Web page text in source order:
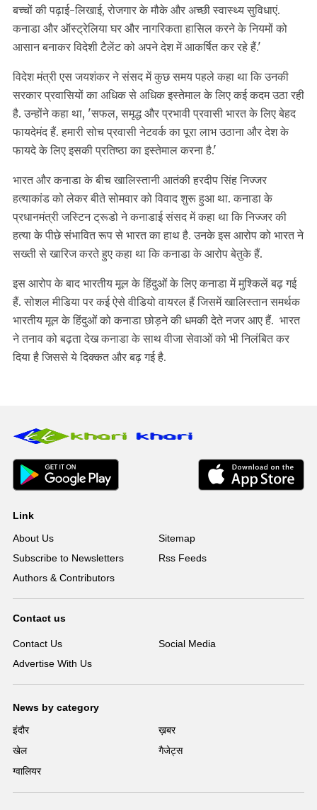
बच्चों की पढ़ाई-लिखाई, रोजगार के मौके और अच्छी स्वास्थ्य सुविधाएं.
कनाडा और ऑस्ट्रेलिया घर और नागरिकता हासिल करने के नियमों को
आसान बनाकर विदेशी टैलेंट को अपने देश में आकर्षित कर रहे हैं.'
विदेश मंत्री एस जयशंकर ने संसद में कुछ समय पहले कहा था कि उनकी
सरकार प्रवासियों का अधिक से अधिक इस्तेमाल के लिए कई कदम उठा रही
है. उन्होंने कहा था, 'सफल, समृद्ध और प्रभावी प्रवासी भारत के लिए बेहद
फायदेमंद हैं. हमारी सोच प्रवासी नेटवर्क का पूरा लाभ उठाना और देश के
फायदे के लिए इसकी प्रतिष्ठा का इस्तेमाल करना है.'
भारत और कनाडा के बीच खालिस्तानी आतंकी हरदीप सिंह निज्जर
हत्याकांड को लेकर बीते सोमवार को विवाद शुरू हुआ था. कनाडा के
प्रधानमंत्री जस्टिन ट्रूडो ने कनाडाई संसद में कहा था कि निज्जर की
हत्या के पीछे संभावित रूप से भारत का हाथ है. उनके इस आरोप को भारत ने
सख्ती से खारिज करते हुए कहा था कि कनाडा के आरोप बेतुके हैं.
इस आरोप के बाद भारतीय मूल के हिंदुओं के लिए कनाडा में मुश्किलें बढ़ गई
हैं. सोशल मीडिया पर कई ऐसे वीडियो वायरल हैं जिसमें खालिस्तान समर्थक
भारतीय मूल के हिंदुओं को कनाडा छोड़ने की धमकी देते नजर आए हैं. भारत
ने तनाव को बढ़ता देख कनाडा के साथ वीजा सेवाओं को भी निलंबित कर
दिया है जिससे ये दिक्कत और बढ़ गई है.
Link
About Us
Sitemap
Subscribe to Newsletters
Rss Feeds
Authors & Contributors
Contact us
Contact Us
Social Media
Advertise With Us
News by category
इंदौर
ख़बर
खेल
गैजेट्स
ग्वालियर